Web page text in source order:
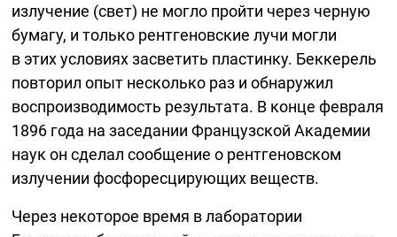
излучение (свет) не могло пройти через черную
бумагу, и только рентгеновские лучи могли
в этих условиях засветить пластинку. Беккерель
повторил опыт несколько раз и обнаружил
воспроизводимость результата. В конце февраля
1896 года на заседании Французской Академии
наук он сделал сообщение о рентгеновском
излучении фосфоресцирующих веществ.
Через некоторое время в лаборатории